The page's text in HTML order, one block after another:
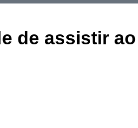
de assistir